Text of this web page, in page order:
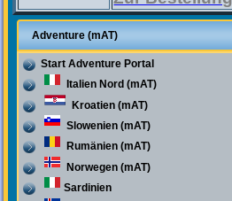
Adventure (mAT)
Start Adventure Portal
Italien Nord (mAT)
Kroatien (mAT)
Slowenien (mAT)
Rumänien (mAT)
Norwegen (mAT)
Sardinien